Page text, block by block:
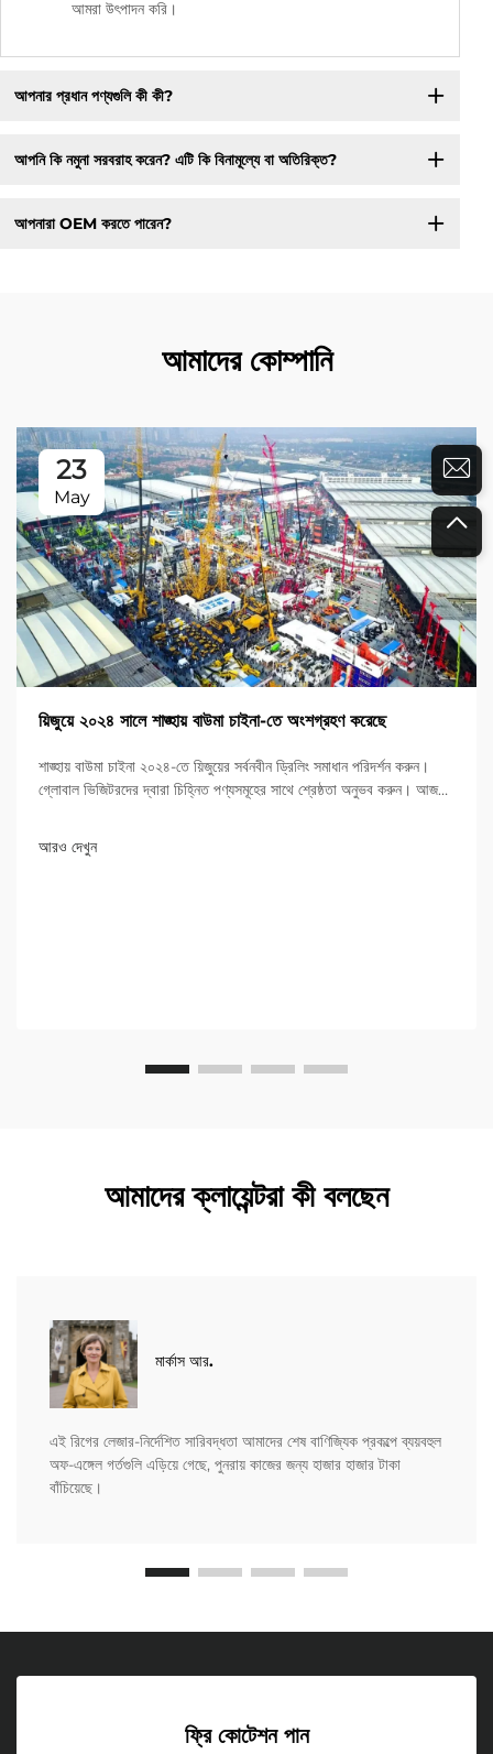
আমরা উৎপাদন করি।
আপনার প্রধান পণ্যগুলি কী কী?
আপনি কি নমুনা সরবরাহ করেন? এটি কি বিনামূল্যে বা অতিরিক্ত?
আপনারা OEM করতে পারেন?
আমাদের কোম্পানি
23
May
য়িজুয়ে ২০২৪ সালে শাঙ্হায় বাউমা চাইনা-তে অংশগ্রহণ করেছে
শাঙ্হায় বাউমা চাইনা ২০২৪-তে য়িজুয়ের সর্বনবীন ড্রিলিং সমাধান পরিদর্শন করুন।
গ্লোবাল ভিজিটরদের দ্বারা চিহ্নিত পণ্যসমূহের সাথে শ্রেষ্ঠতা অনুভব করুন। আজই
আরও দেখুন
আমাদের ক্লায়েন্টরা কী বলছেন
মার্কাস আর.
এই রিগের লেজার-নির্দেশিত সারিবদ্ধতা আমাদের শেষ বাণিজ্যিক প্রকল্পে ব্যয়বহুল
অফ-এঙ্গেল গর্তগুলি এড়িয়ে গেছে, পুনরায় কাজের জন্য হাজার হাজার টাকা
বাঁচিয়েছে।
ফ্রি কোটেশন পান